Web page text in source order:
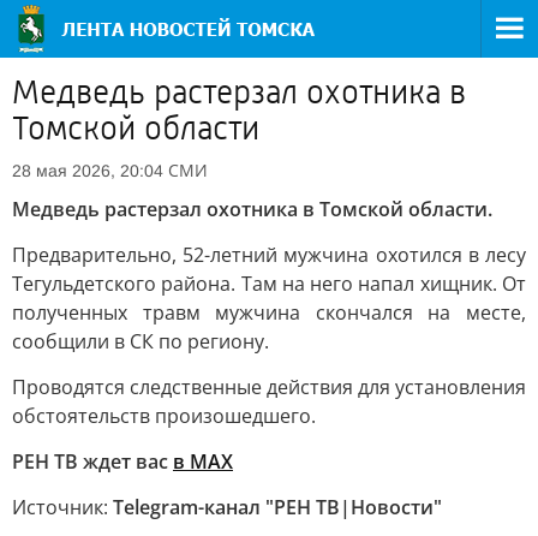
Медведь растерзал охотника в
Томской области
28 мая 2026, 20:04 СМИ
Медведь растерзал охотника в Томской области.
Предварительно, 52-летний мужчина охотился в лесу
Тегульдетского района. Там на него напал хищник. От
полученных травм мужчина скончался на месте,
сообщили в СК по региону.
Проводятся следственные действия для установления
обстоятельств произошедшего.
РЕН ТВ ждет вас в MAX
Источник: Telegram-канал "РЕН ТВ|Новости"